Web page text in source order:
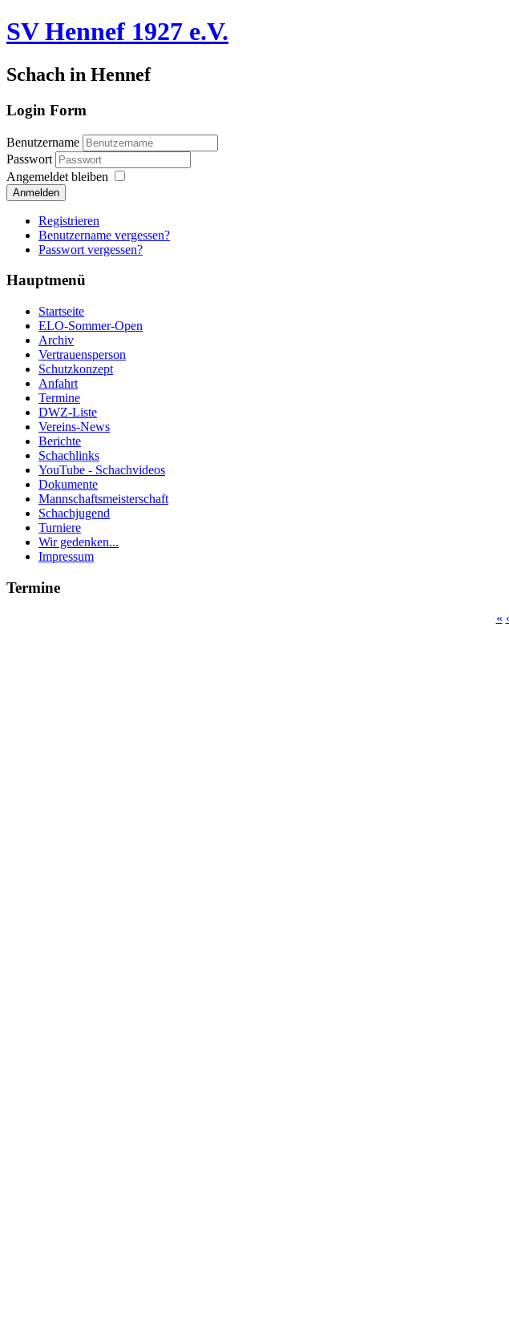
SV Hennef 1927 e.V.
Schach in Hennef
Login Form
Benutzername
Passwort
Angemeldet bleiben
Anmelden
Registrieren
Benutzername vergessen?
Passwort vergessen?
Hauptmenü
Startseite
ELO-Sommer-Open
Archiv
Vertrauensperson
Schutzkonzept
Anfahrt
Termine
DWZ-Liste
Vereins-News
Berichte
Schachlinks
YouTube - Schachvideos
Dokumente
Mannschaftsmeisterschaft
Schachjugend
Turniere
Wir gedenken...
Impressum
Termine
« ‹